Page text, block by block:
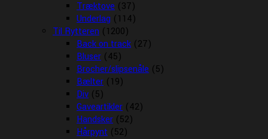
Træktove (37)
Underlag (114)
Til Rytteren (1200)
Back on track (27)
Bluser (45)
Brocher/slipsenåle (5)
Bælter (19)
Div (5)
Gaveartikler (42)
Handsker (52)
Hårpynt (52)